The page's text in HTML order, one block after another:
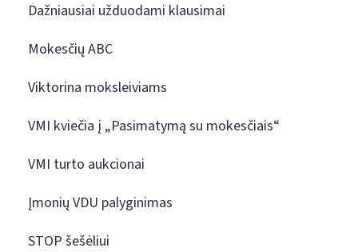
Dažniausiai užduodami klausimai
Mokesčių ABC
Viktorina moksleiviams
VMI kviečia į „Pasimatymą su mokesčiais“
VMI turto aukcionai
Įmonių VDU palyginimas
STOP šešėliui